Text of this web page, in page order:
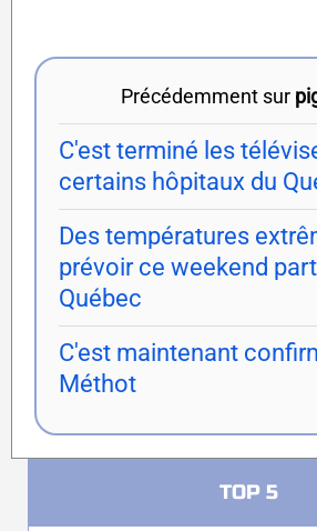
Précédemment sur
C'est terminé les
certains hôpitaux du
Des températures
prévoir ce weekend
Québec
C'est maintenant
Méthot
TOP 5